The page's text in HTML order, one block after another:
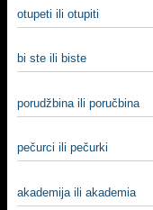
otupeti ili otupiti
bi ste ili biste
porudžbina ili poručbina
pečurci ili pečurki
akademija ili akademia